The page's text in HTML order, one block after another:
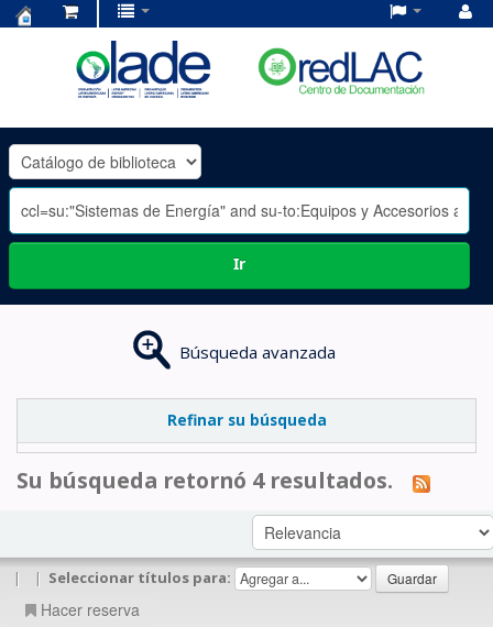
OLADE
-
Ir
Búsqueda avanzada
Refinar su búsqueda
Su búsqueda retornó 4 resultados.
| | Seleccionar títulos para:
Hacer reserva